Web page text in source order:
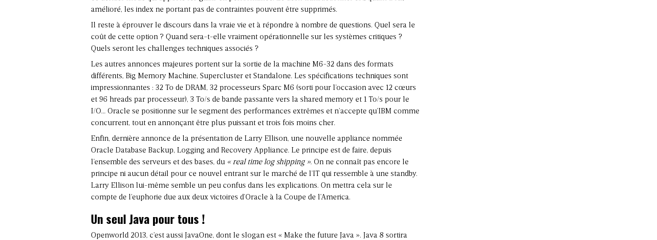
amélioré, les index ne portant pas de contraintes pouvent être supprimés.
Il reste à éprouver le discours dans la vraie vie et à répondre à nombre de questions. Quel sera le
coût de cette option ? Quand sera-t-elle vraiment opérationnelle sur les systèmes critiques ?
Quels seront les challenges techniques associés ?
Les autres annonces majeures portent sur la sortie de la machine M6-32 dans des formats
différents, Big Memory Machine, Supercluster et Standalone. Les spécifications techniques sont
impressionnantes : 32 To de DRAM, 32 processeurs Sparc M6 (sorti pour l’occasion avec 12 cœurs
et 96 hreads par processeur), 3 To/s de bande passante vers la shared memory et 1 To/s pour le
I/O… Oracle se positionne sur le segment des performances extrêmes et n’accepte qu’IBM comme
concurrent, tout en annonçant être plus puissant et trois fois moins cher.
Enfin, dernière annonce de la présentation de Larry Ellison, une nouvelle appliance nommée
Oracle Database Backup, Logging and Recovery Appliance. Le principe est de faire, depuis
l’ensemble des serveurs et des bases, du « real time log shipping ». On ne connaît pas encore le
principe ni aucun détail pour ce nouvel entrant sur le marché de l’IT qui ressemble à une standby.
Larry Ellison lui-même semble un peu confus dans les explications. On mettra cela sur le
compte de l’euphorie due aux deux victoires d’Oracle à la Coupe de l’America.
Un seul Java pour tous !
Openworld 2013, c’est aussi JavaOne, dont le slogan est « Make the future Java ». Java 8 sortira